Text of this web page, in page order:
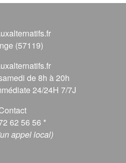
(57119)
de 8h à 20h
24/24H 7/7J
62 56 56 *
appel local)